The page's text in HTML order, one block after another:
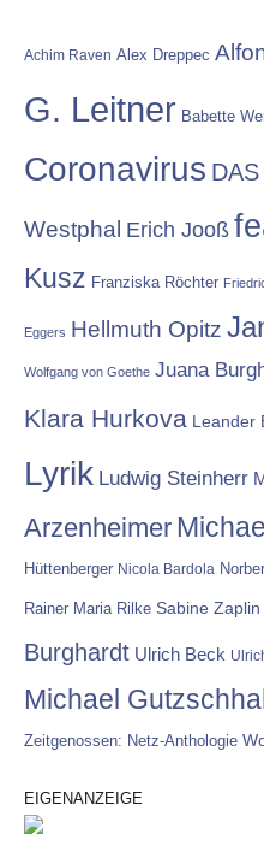
Achim Raven Alex Dreppec
G. Leitner Babette
Coronavirus
Westphal Erich Jooß
Kusz Franziska Röchter
Eggers Hellmuth Opitz
Wolfgang von Goethe Juana
Klara Hurkova Leander
Lyrik Ludwig Steinherr
Arzenheimer
Hüttenberger Nicola Bardola
Rainer Maria Rilke Sabine Zaplin
Burghardt Ulrich Beck
Michael
Zeitgenossen: Netz-Anthologie
EIGENANZEIGE